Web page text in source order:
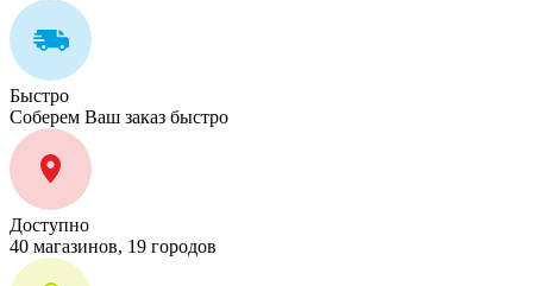
Быстро
Соберем Ваш заказ быстро
Доступно
40 магазинов, 19 городов